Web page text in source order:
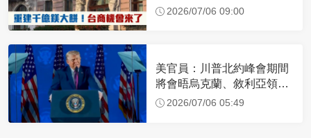
餅 2026/07/06 09:00
美官員：川普北約峰會期間
將會晤烏克蘭、敘利亞領導
人2026/07/06 05:49